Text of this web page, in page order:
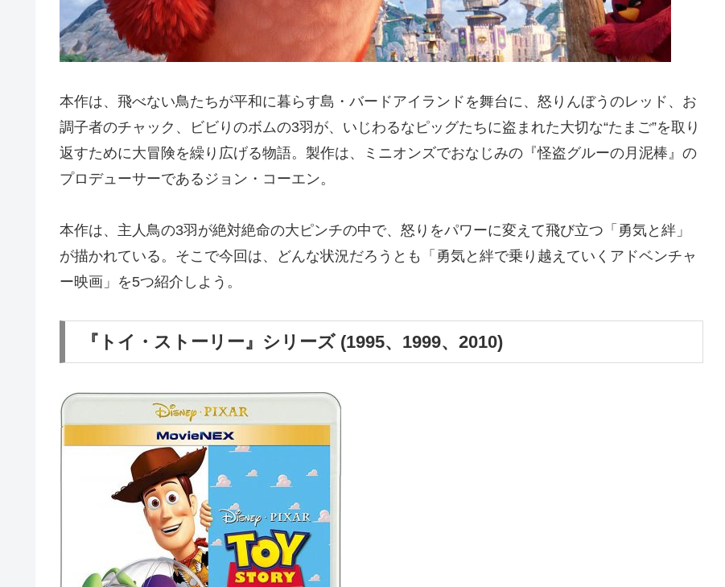
本作は、飛べない鳥たちが平和に暮らす島・バードアイランドを舞台に、怒りんぼうのレッド、お
調子者のチャック、ビビりのボムの3羽が、いじわるなピッグたちに盗まれた大切な“たまご”を取り
返すために大冒険を繰り広げる物語。製作は、ミニオンズでおなじみの『怪盗グルーの月泥棒』の
プロデューサーであるジョン・コーエン。
本作は、主人鳥の3羽が絶対絶命の大ピンチの中で、怒りをパワーに変えて飛び立つ「勇気と絆」
が描かれている。そこで今回は、どんな状況だろうとも「勇気と絆で乗り越えていくアドベンチャ
ー映画」を5つ紹介しよう。
『トイ・ストーリー』シリーズ (1995、1999、2010)